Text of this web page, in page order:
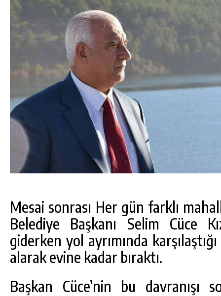
Mesai sonrası Her gün farklı
Belediye Başkanı Selim Cüce
giderken yol ayrımında
alarak evine kadar bıraktı.
Başkan Cüce’nin bu davranışı
GÜNLÜK HABER AKIŞI
GÖKSUN HAFIZLIK KIZ KUR’AN KURSU
ÖĞRENCILERINE DARENDE GEZISI.